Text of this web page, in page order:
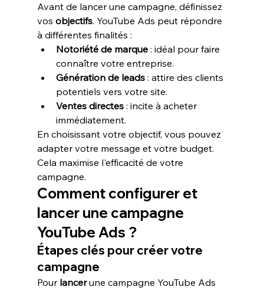
Avant de lancer une campagne, définissez
vos objectifs. YouTube Ads peut répondre
à différentes finalités :
Notoriété de marque : idéal pour faire
connaître votre entreprise.
Génération de leads : attire des clients
potentiels vers votre site.
Ventes directes : incite à acheter
immédiatement.
En choisissant votre objectif, vous pouvez
adapter votre message et votre budget.
Cela maximise l'efficacité de votre
campagne.
Comment configurer et
lancer une campagne
YouTube Ads ?
Étapes clés pour créer votre
campagne
Pour lancer une campagne YouTube Ads